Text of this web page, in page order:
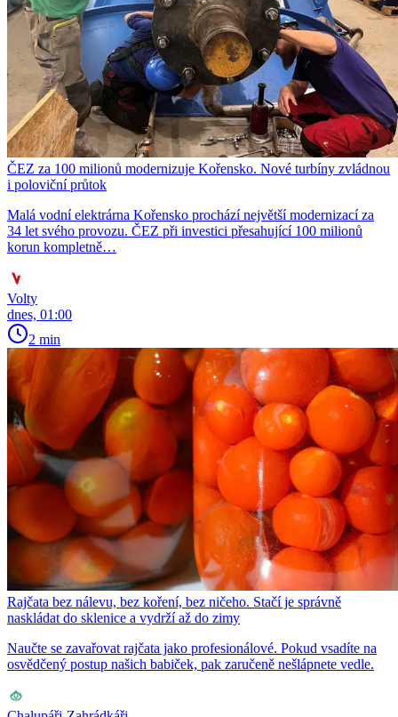
ČEZ za 100 milionů modernizuje Kořensko. Nové turbíny zvládnou
i poloviční průtok
Malá vodní elektrárna Kořensko prochází největší modernizací za
34 let svého provozu. ČEZ při investici přesahující 100 milionů
korun kompletně…
Volty
dnes, 01:00
2 min
Rajčata bez nálevu, bez koření, bez ničeho. Stačí je správně
naskládat do sklenice a vydrží až do zimy
Naučte se zavařovat rajčata jako profesionálové. Pokud vsadíte na
osvědčený postup našich babiček, pak zaručeně nešlápnete vedle.